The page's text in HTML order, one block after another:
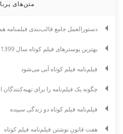
متن‌های
دستورالعمل جامع قالب‌بندی فیلمنامه
بهترین پوسترهای فیلم کوتاه سال 1399
فیلم‌نامه فیلم کوتاه آبی می‌شود
چگونه یک فیلم‌نامه را برای تهیه‌کنندگان
فیلم‌نامه فیلم کوتاه دو زندگی سپیده
هفت قانونِ نوشتن فیلم‌نامه فیلم کوتاه